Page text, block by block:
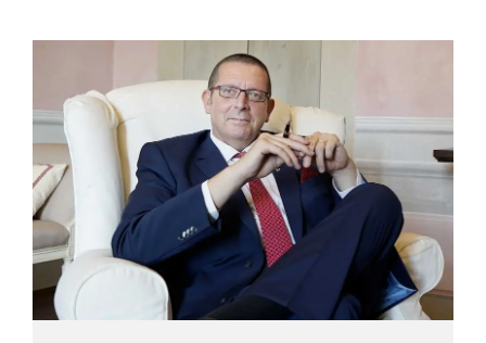
76/2021. La psicologa ricorreva in via d’urgenza al
Tribunale di Firenze per chiedere la sospensione di
tale provvedimento, gravemente pregiudizievole per
la propria persona, in quanto impeditivo dello
svolgimento della libera professione. Per il Giudice
fiorentino, Dott.ssa Susanna Zanda, il
provvedimento assunto dal Consiglio lede...